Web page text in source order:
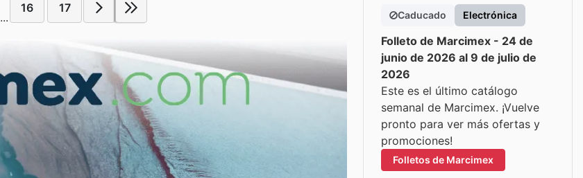
...
16 17
Caducado Electrónica
Folleto de Marcimex - 24 de
junio de 2026 al 9 de julio de
2026
Este es el último catálogo
semanal de Marcimex. ¡Vuelve
pronto para ver más ofertas y
promociones!
Folletos de Marcimex